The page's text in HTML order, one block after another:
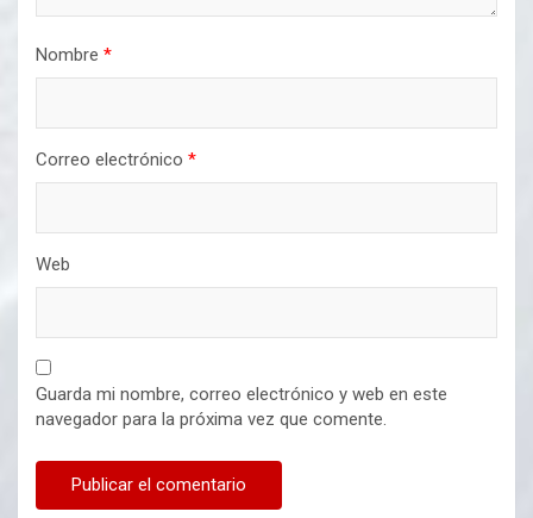
Nombre *
Correo electrónico *
Web
Guarda mi nombre, correo electrónico y web en este
navegador para la próxima vez que comente.